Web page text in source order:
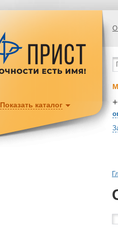
О
Показать каталог